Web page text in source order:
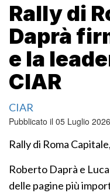
Rally di
Daprà
e la
CIAR
CIAR
Pubblicato il 05 Luglio
Rally di Roma
Roberto Daprà e
delle pagine più